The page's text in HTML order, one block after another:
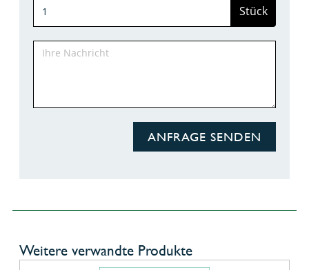
Stück
ANFRAGE SENDEN
Weitere verwandte Produkte